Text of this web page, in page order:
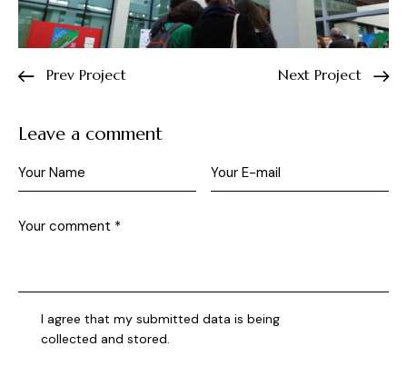
Prev Project Next Project
Leave a comment
I agree that my submitted data is being
collected and stored